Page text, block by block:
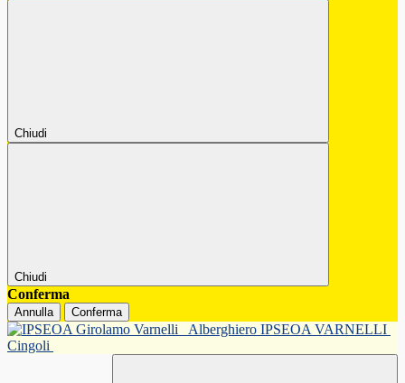
Chiudi
Chiudi
Conferma
Annulla Conferma
Alberghiero IPSEOA VARNELLI
Cingoli